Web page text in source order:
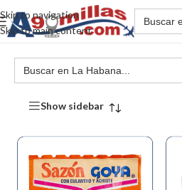
Skip to navigation
Skip to main content
Show sidebar